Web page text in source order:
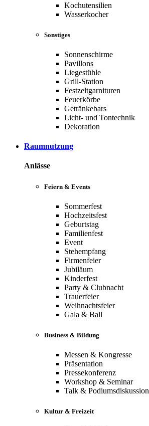
Kochutensilien
Wasserkocher
Sonstiges
Sonnenschirme
Pavillons
Liegestühle
Grill-Station
Festzeltgarnituren
Feuerkörbe
Getränkebars
Licht- und Tontechnik
Dekoration
Raumnutzung
Anlässe
Feiern & Events
Sommerfest
Hochzeitsfest
Geburtstag
Familienfest
Event
Stehempfang
Firmenfeier
Jubiläum
Kinderfest
Party & Clubnacht
Trauerfeier
Weihnachtsfeier
Gala & Ball
Business & Bildung
Messen & Kongresse
Präsentation
Pressekonferenz
Workshop & Seminar
Talk & Podiumsdiskussion
Kultur & Freizeit